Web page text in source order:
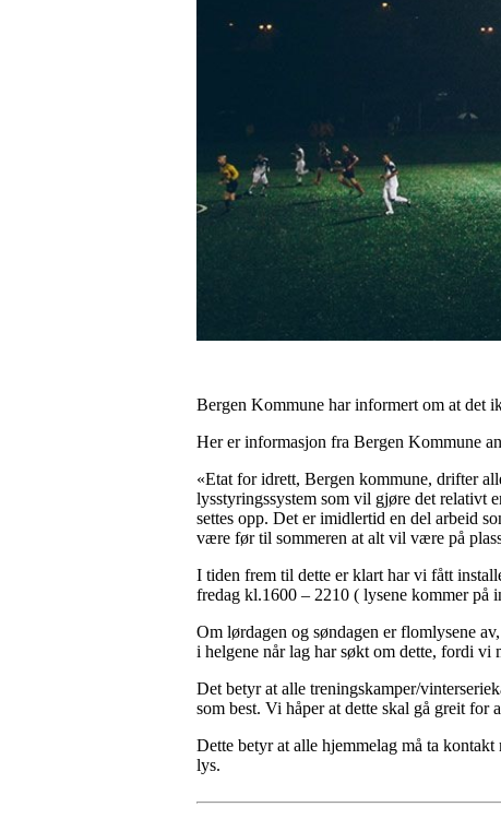
Bergen Kommune har informert om at det
Her er informasjon fra Bergen Kommune
«Etat for idrett, Bergen kommune, drifter
lysstyringssystem som vil gjøre det relativt
settes opp. Det er imidlertid en del arbeid
være før til sommeren at alt vil være på
I tiden frem til dette er klart har vi fått
fredag kl.1600 – 2210 ( lysene kommer på
Om lørdagen og søndagen er flomlysene
i helgene når lag har søkt om dette, fordi vi
Det betyr at alle treningskamper/
som best. Vi håper at dette skal gå greit
Dette betyr at alle hjemmelag må ta
lys.